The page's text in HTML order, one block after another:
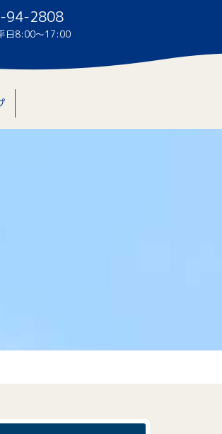
94-2808
日8:00〜17:00